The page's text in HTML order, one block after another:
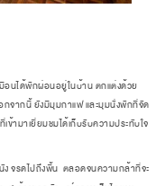
อนได้พักผ่อนอยู่ในบ้าน ตกแต่งด้วย
กจากนี้ ยังมีมุมกาแฟ และมุมนั่งพักที่จัด
ข้ามาเยี่ยมชมได้เก็บรับความประทับใจ
จรดไปถึงพื้น ตลอดจนความกล้าที่จะ